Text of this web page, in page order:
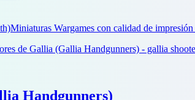
Miniaturas Wargames con calidad de
Handgunners)